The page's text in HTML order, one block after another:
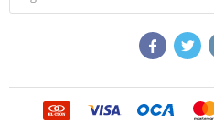
 